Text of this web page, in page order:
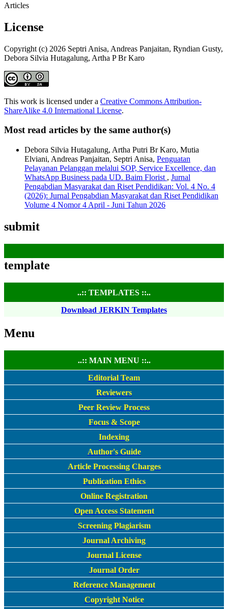
Articles
License
Copyright (c) 2026 Septri Anisa, Andreas Panjaitan, Ryndian Gusty,
Debora Silvia Hutagalung, Artha P Br Karo
This work is licensed under a Creative Commons Attribution-
ShareAlike 4.0 International License.
Most read articles by the same author(s)
Debora Silvia Hutagalung, Artha Putri Br Karo, Mutia
Elviani, Andreas Panjaitan, Septri Anisa, Penguatan
Pelayanan Pelanggan melalui SOP, Service Excellence, dan
WhatsApp Business pada UD. Baim Florist , Jurnal
Pengabdian Masyarakat dan Riset Pendidikan: Vol. 4 No. 4
(2026): Jurnal Pengabdian Masyarakat dan Riset Pendidikan
Volume 4 Nomor 4 April - Juni Tahun 2026
submit
template
..:: TEMPLATES ::..
Download JERKIN Templates
Menu
..:: MAIN MENU ::..
Editorial Team
Reviewers
Peer Review Process
Focus & Scope
Indexing
Author's Guide
Article Processing Charges
Publication Ethics
Online Registration
Open Access Statement
Screening Plagiarism
Journal Archiving
Journal License
Journal Order
Reference Management
Copyright Notice